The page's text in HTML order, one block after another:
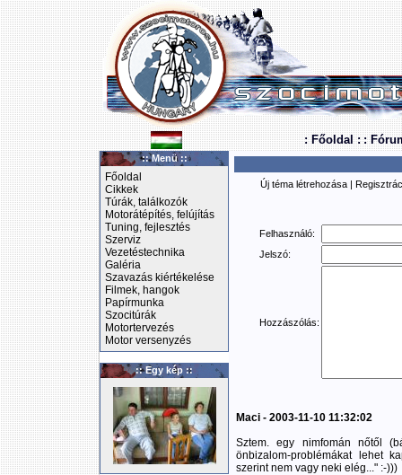
: Főoldal : :
:: Menü ::
Főoldal
Cikkek
Túrák, találkozók
Motorátépítés, felújítás
Tuning, fejlesztés
Szerviz
Vezetéstechnika
Galéria
Szavazás kiértékelése
Filmek, hangok
Papírmunka
Szocitúrák
Motortervezés
Motor versenyzés
:: Egy kép ::
Új téma létrehozása |
Felhasználó:
Jelszó:
Hozzászólás:
Maci - 2003-11-10 11:32:02
Sztem. egy nimfomán nőtől
önbizalom-problémákat lehet
szerint nem vagy neki elég..." :-)))